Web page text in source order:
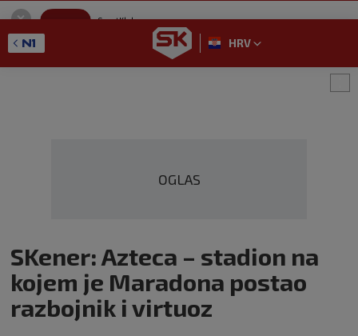
SportKlub
GET - On the Google Play
HRV
OGLAS
SKener: Azteca – stadion na
kojem je Maradona postao
razbojnik i virtuoz